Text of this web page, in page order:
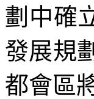
劃中確
發展規
都會區